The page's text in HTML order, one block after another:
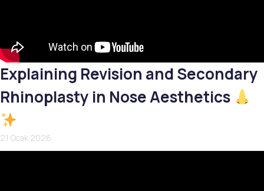
Explaining Revision and Secondary
Rhinoplasty in Nose Aesthetics
21 Ocak 2026